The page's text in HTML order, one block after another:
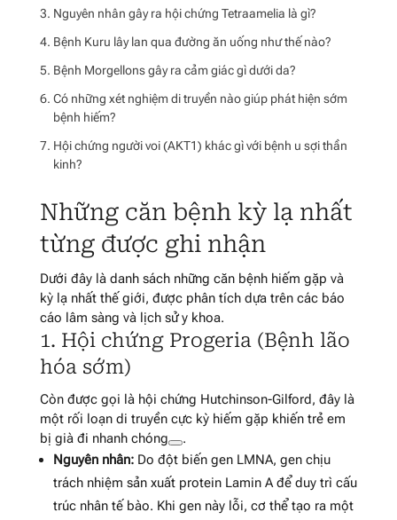
Nguyên nhân gây ra hội chứng Tetraamelia là gì?
Bệnh Kuru lây lan qua đường ăn uống như thế nào?
Bệnh Morgellons gây ra cảm giác gì dưới da?
Có những xét nghiệm di truyền nào giúp phát hiện sớm
bệnh hiếm?
Hội chứng người voi (AKT1) khác gì với bệnh u sợi thần
kinh?
Những căn bệnh kỳ lạ nhất
từng được ghi nhận
Dưới đây là danh sách những căn bệnh hiếm gặp và
kỳ lạ nhất thế giới, được phân tích dựa trên các báo
cáo lâm sàng và lịch sử y khoa.
1. Hội chứng Progeria (Bệnh lão
hóa sớm)
Còn được gọi là hội chứng Hutchinson-Gilford, đây là
một rối loạn di truyền cực kỳ hiếm gặp khiến trẻ em
bị già đi nhanh chóng
.
Nguyên nhân:Do đột biến gen LMNA, gen chịu
trách nhiệm sản xuất protein Lamin A để duy trì cấu
trúc nhân tế bào. Khi gen này lỗi, cơ thể tạo ra một